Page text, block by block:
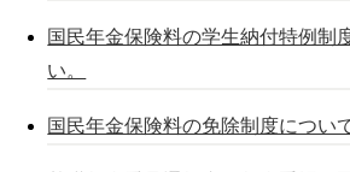
国民年金保険料の学生納付特例制
い。
国民年金保険料の免除制度につい